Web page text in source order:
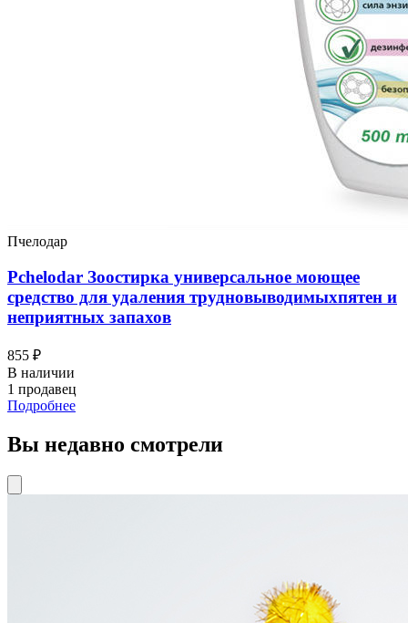
Пчелодар
Pchelodar Зоостирка универсальное моющее
средство для удаления трудновыводимыхпятен и
неприятных запахов
855 ₽
В наличии
1 продавец
Подробнее
Вы недавно смотрели